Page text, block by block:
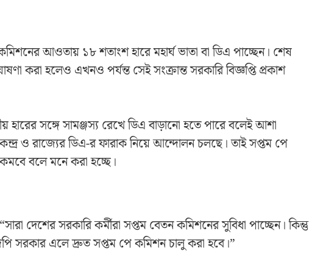
আওতায় ১৮ শতাংশ হারে মহার্ঘ ভাতা বা ডিএ পাচ্ছেন। শেষ
করা হলেও এখনও পর্যন্ত সেই সংক্রান্ত সরকারি বিজ্ঞপ্তি প্রকাশ
সঙ্গে সামঞ্জস্য রেখে ডিএ বাড়ানো হতে পারে বলেই আশা
ও রাজ্যের ডিএ-র ফারাক নিয়ে আন্দোলন চলছে। তাই সপ্তম পে
বলে মনে করা হচ্ছে।
দেশের সরকারি কর্মীরা সপ্তম বেতন কমিশনের সুবিধা পাচ্ছেন। কিন্তু
সরকার এলে দ্রুত সপ্তম পে কমিশন চালু করা হবে।”